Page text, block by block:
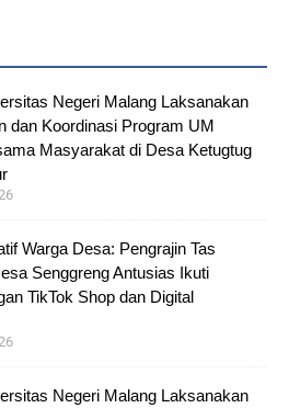
Negeri Malang Laksanakan
dan Koordinasi Program UM
Masyarakat di Desa Ketugtug
Warga Desa: Pengrajin Tas
Senggreng Antusias Ikuti
TikTok Shop dan Digital
Negeri Malang Laksanakan